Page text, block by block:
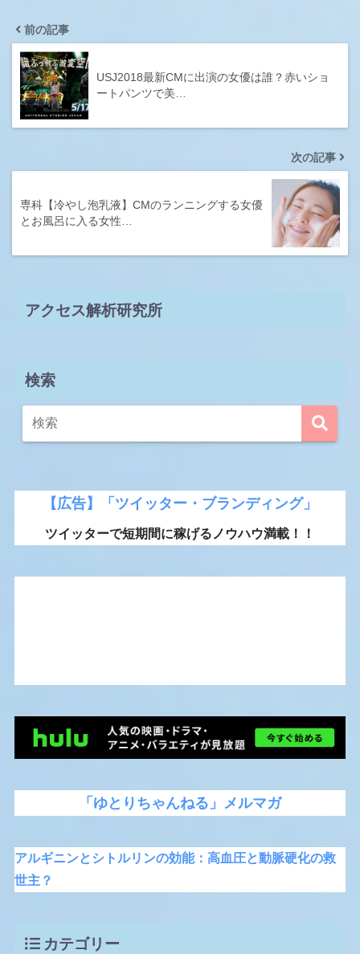
前の記事
USJ2018最新CMに出演の女優は誰？赤いショ
ートパンツで美…
次の記事
専科【冷やし泡乳液】CMのランニングする女優
とお風呂に入る女性…
アクセス解析研究所
検索
【広告】「ツイッター・ブランディング」
ツイッターで短期間に稼げるノウハウ満載！！
「ゆとりちゃんねる」メルマガ
アルギニンとシトルリンの効能：高血圧と動脈硬化の救
世主？
カテゴリー